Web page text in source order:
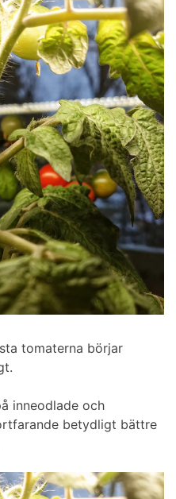
tomaterna börjar
inneodlade och
betydligt bättre